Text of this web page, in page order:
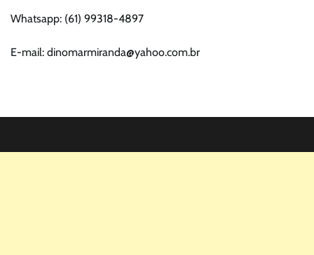
Whatsapp: (61) 99318-4897
E-mail: dinomarmiranda@yahoo.com.br